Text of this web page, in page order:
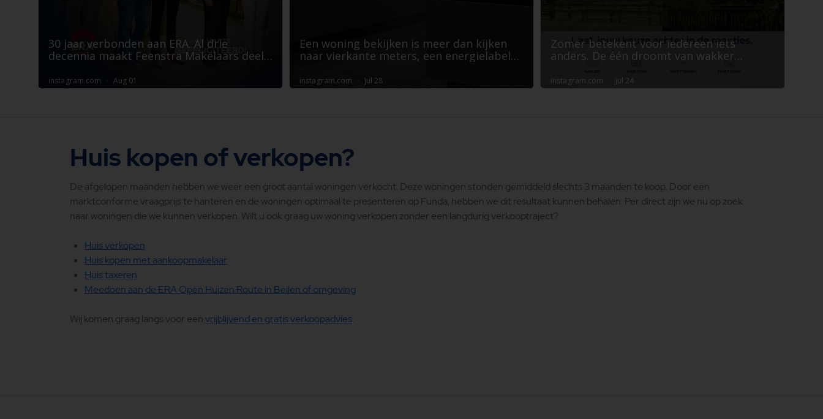
Huis kopen of verkopen?
De afgelopen maanden hebben we weer een groot aantal woningen verkocht. Deze woningen stonden gemiddeld slechts 3 maanden te koop. Door een
marktconforme vraagprijs te hanteren en de woningen optimaal te presenteren op Funda, hebben we dit resultaat kunnen behalen. Per direct zijn we nu op zoek
naar woningen die we kunnen verkopen. Wilt u ook graag uw woning verkopen zonder een langdurig verkooptraject?
Huis verkopen
Huis kopen met aankoopmakelaar
Huis taxeren
Meedoen aan de ERA Open Huizen Route in Beilen of omgeving
Wij komen graag langs voor eenvrijblijvend en gratis verkoopadvies.